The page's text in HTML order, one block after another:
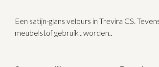
Een satijn-glans velours in Trevira CS.
meubelstof gebruikt worden..